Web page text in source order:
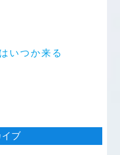
いつか来る
イブ